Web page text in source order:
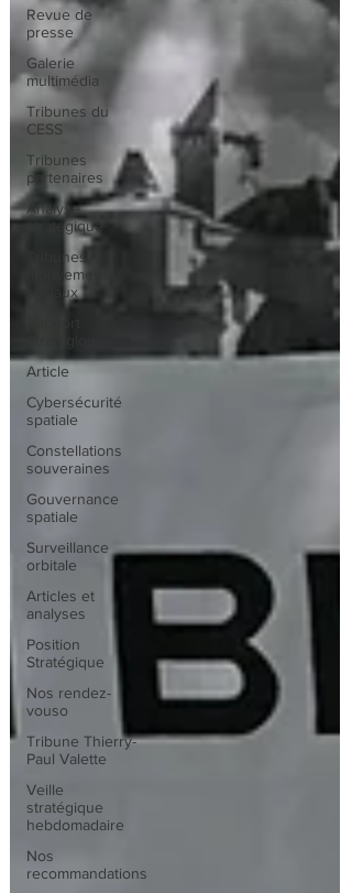
Revue de
presse
Galerie
multimédia
Tribunes du
CESS
Tribunes
partenaires
Analyse
stratégique
Tribunes
mouvements
sociaux
Article
Cybersécurité
spatiale
Constellations
souveraines
Gouvernance
spatiale
Surveillance
orbitale
Articles et
analyses
Position
Stratégique
Nos rendez-
vouso
Tribune Thierry-
Paul Valette
Veille
stratégique
hebdomadaire
Nos
recommandations